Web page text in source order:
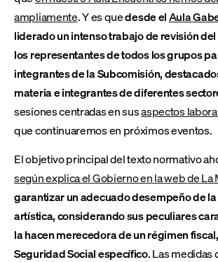
ampliamente. Y es quedesde elAula
liderado un intenso trabajo de revisión
los representantes de todos los grupos
integrantes de la Subcomisión,
materia e integrantes de diferentes
sesiones centradas en susaspectos
que continuaremos en próximos eventos.
El objetivo principal del texto normativo
según explica el Gobierno en la web de La
garantizar un adecuado desempeño de
artística, considerando sus peculiares
la hacen merecedora de un régimen
Seguridad Social específico. Las medidas